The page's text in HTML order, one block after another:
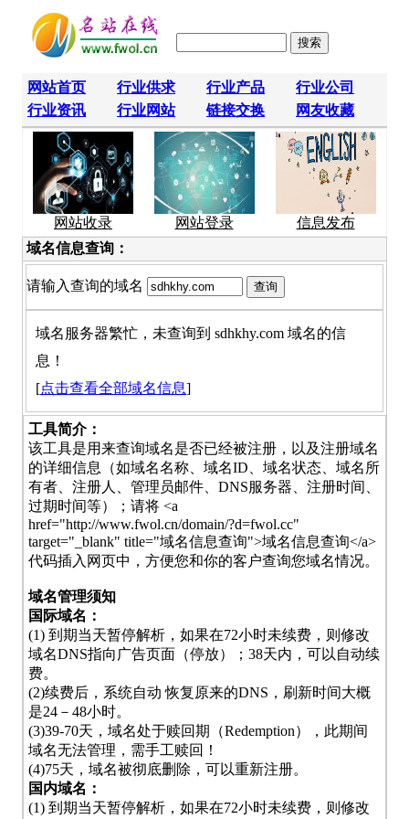
网站首页 行业供求 行业产品
行业公司
行业资讯
行业网站 链接交换 网友收藏
网站收录 网站登录
信息发布
域名信息查询：
请输入查询的域名
域名服务器繁忙，未查询到 sdhkhy.com 域名的信
息！
[点击查看全部域名信息]
工具简介：
该工具是用来查询域名是否已经被注册，以及注册域名
的详细信息（如域名名称、域名ID、域名状态、域名所
有者、注册人、管理员邮件、DNS服务器、注册时间、
过期时间等）；请将 <a
href="http://www.fwol.cn/domain/?d=fwol.cc"
target="_blank" title="域名信息查询">域名信息查询</a>
代码插入网页中，方便您和你的客户查询您域名情况。
域名管理须知
国际域名：
(1) 到期当天暂停解析，如果在72小时未续费，则修改
域名DNS指向广告页面（停放）；38天内，可以自动续
费。
(2)续费后，系统自动 恢复原来的DNS，刷新时间大概
是24－48小时。
(3)39-70天，域名处于赎回期（Redemption），此期间
域名无法管理，需手工赎回！
(4)75天，域名被彻底删除，可以重新注册。
国内域名：
(1) 到期当天暂停解析，如果在72小时未续费，则修改